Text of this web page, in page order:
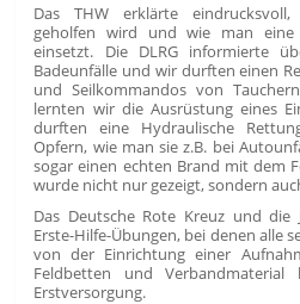
Das THW erklärte
geholfen wird und wie man eine
einsetzt. Die DLRG informierte
Badeunfälle und wir durften einen
und Seilkommandos von
lernten wir die Ausrüstung eines
durften eine Hydraulische
Opfern, wie man sie z.B. bei
sogar einen echten Brand mit dem
wurde nicht nur gezeigt, sondern
Das Deutsche Rote Kreuz und
Erste-Hilfe-Übungen, bei denen alle
von der Einrichtung einer
Feldbetten und
Erstversorgung.